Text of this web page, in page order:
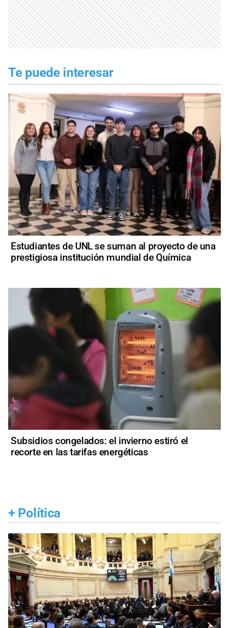
Te puede interesar
Estudiantes de UNL se suman al proyecto de una
prestigiosa institución mundial de Química
Subsidios congelados: el invierno estiró el
recorte en las tarifas energéticas
+ Política